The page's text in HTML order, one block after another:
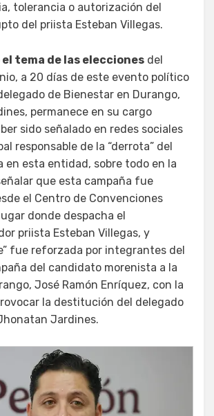
tolerancia o autorización del
del priista Esteban Villegas.
tema de las elecciones del
a 20 días de este evento político
de Bienestar en Durango,
permanece en su cargo
sido señalado en redes sociales
responsable de la “derrota” del
en esta entidad, sobre todo en la
que esta campaña fue
el Centro de Convenciones
donde despacha el
priista Esteban Villegas, y
fue reforzada por integrantes del
del candidato morenista a la
José Ramón Enríquez, con la
la destitución del delegado
Jardines.